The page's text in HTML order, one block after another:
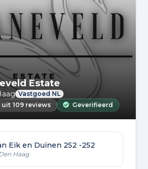
Estate
Vastgoed NL
uit 109 reviews Geverifieerd
Eik en Duinen 252 -252
Haag